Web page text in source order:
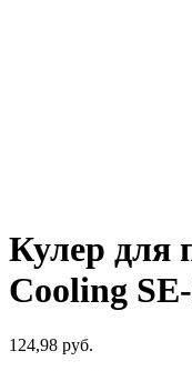
Кулер для
Cooling
124,98 руб.